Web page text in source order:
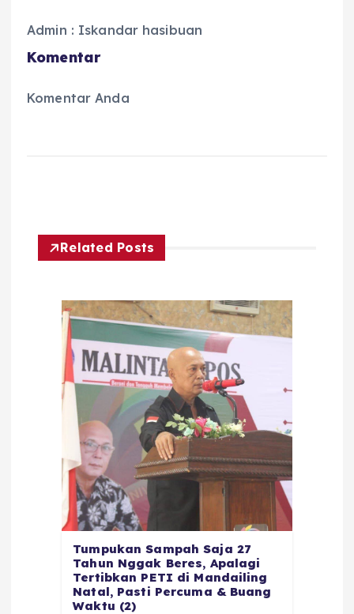
Admin : Iskandar hasibuan
Komentar
Komentar Anda
Related Posts
Tumpukan Sampah Saja 27
Tahun Nggak Beres, Apalagi
Tertibkan PETI di Mandailing
Natal, Pasti Percuma & Buang
Waktu (2)